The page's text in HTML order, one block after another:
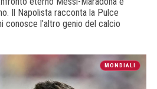
Il Napolista racconta la Pulce
conosce l’altro genio del calcio
MONDIALI